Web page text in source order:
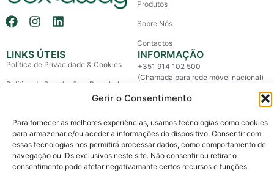
Gerir o Consentimento
Para fornecer as melhores experiências, usamos tecnologias como cookies
para armazenar e/ou aceder a informações do dispositivo. Consentir com
essas tecnologias nos permitirá processar dados, como comportamento de
navegação ou IDs exclusivos neste site. Não consentir ou retirar o
consentimento pode afetar negativamante certos recursos e funções.
Produtos
Sobre Nós
Contactos
LINKS ÚTEIS
Política de Privacidade & Cookies
Política de Devolução e Reembolso
Litígios de Consumo
Livro de Reclamações
INFORMAÇÃO
+351 914 102 500
(Chamada para rede móvel nacional)
info@boxaway.pt
Copyright © 2026 Box Away – All Rights Reserved.